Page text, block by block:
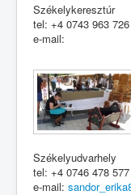
Székelykeresztúr
tel: +4 0743 963 726
e-mail:
Székelyudvarhely
tel: +4 0746 478 577
e-mail: